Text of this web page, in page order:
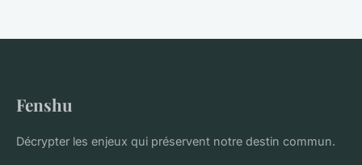
Fenshu
Décrypter les enjeux qui préservent notre destin commun.